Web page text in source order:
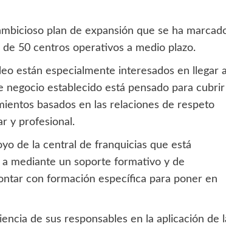
plan de expansión que se ha
50 centros operativos a medio plazo.
están especialmente interesados en llegar a
negocio establecido está pensado para cubrir
basados en las relaciones de respeto
y profesional.
de la central de franquicias que está
mediante un soporte formativo y de
con formación específica para poner en
de sus responsables en la aplicación de